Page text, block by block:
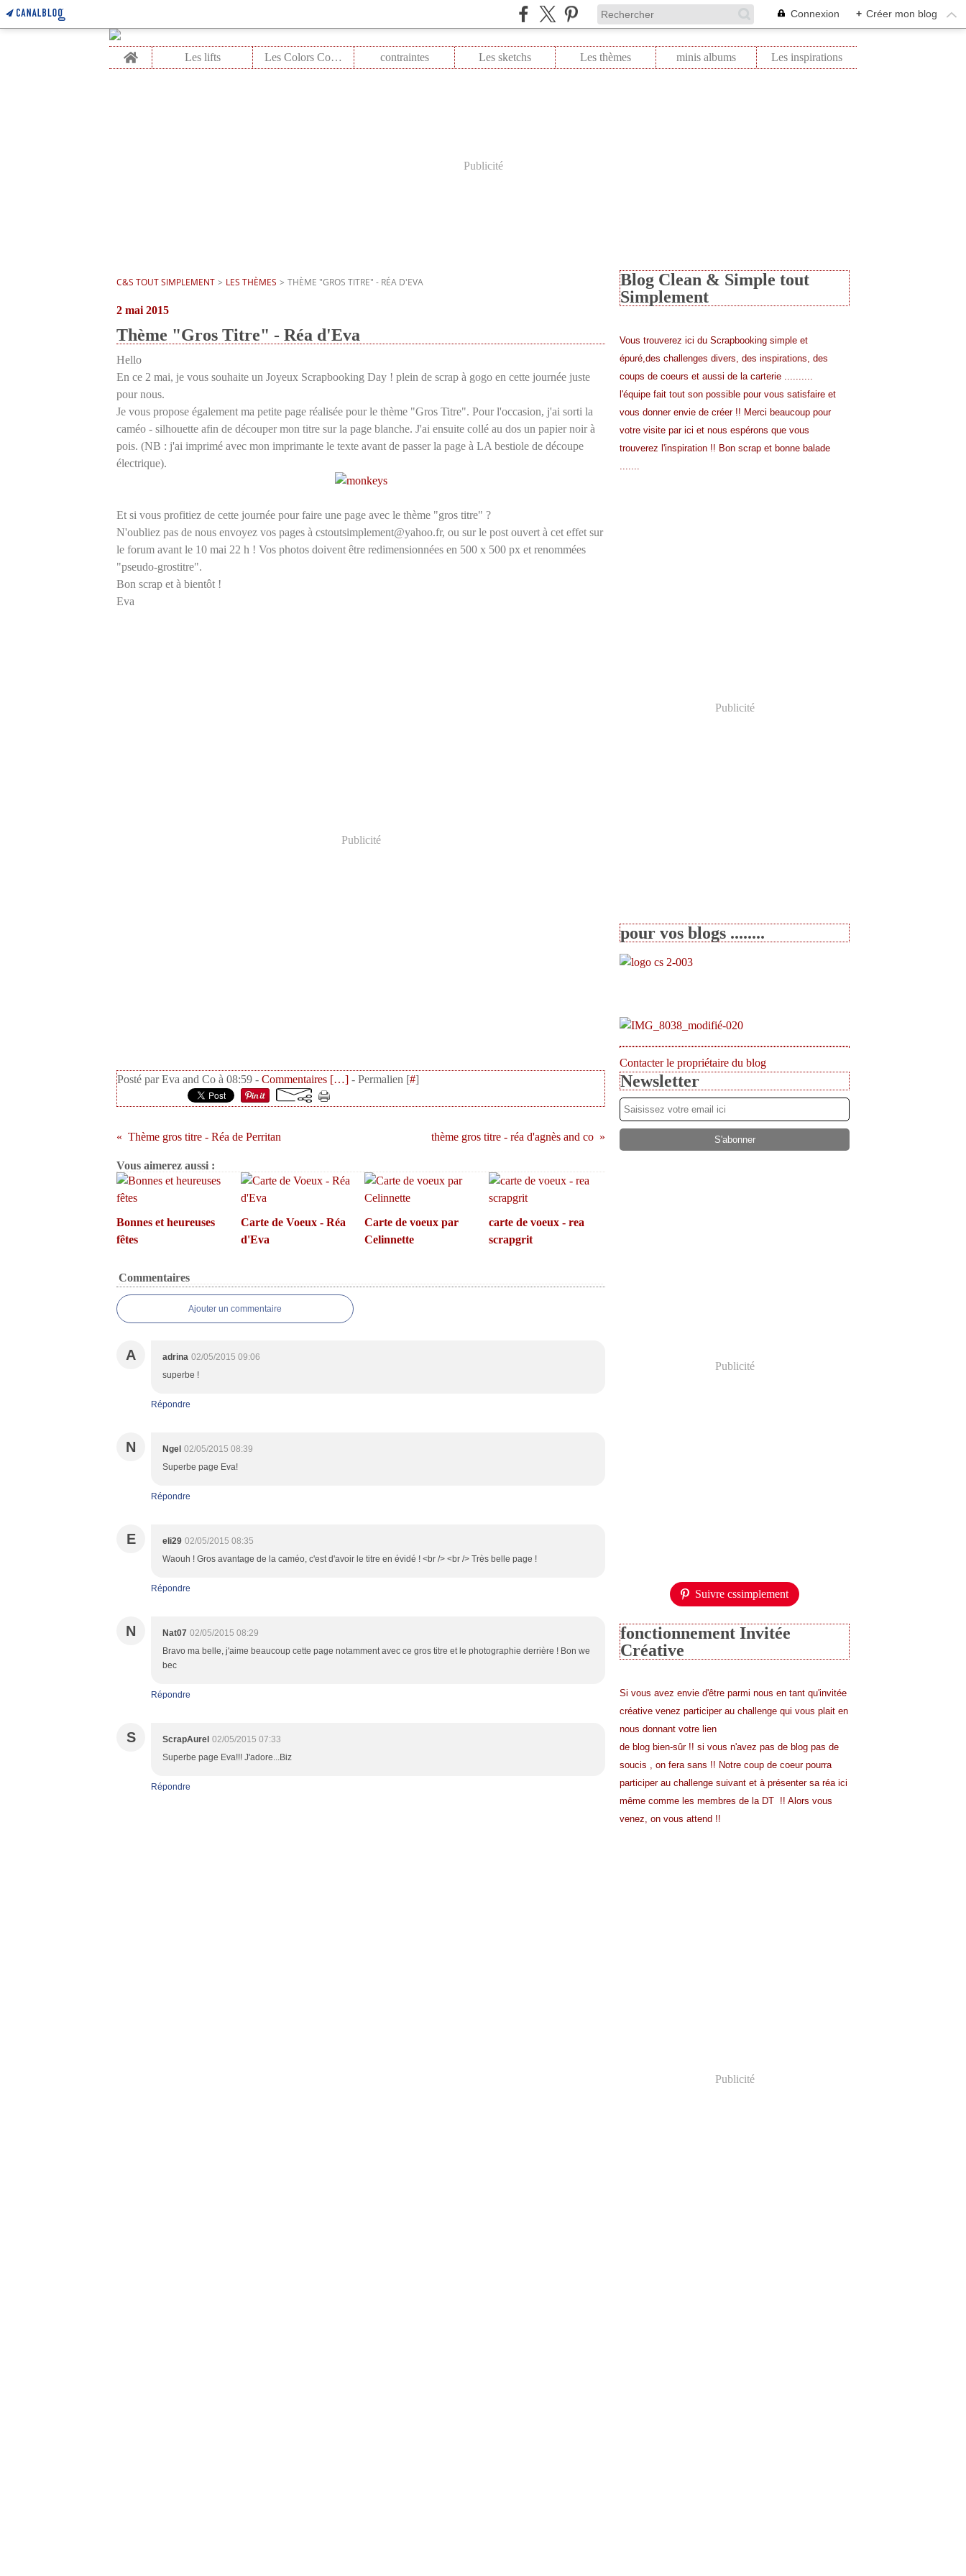
Connexion + Créer mon blog
Home Les lifts Les Colors Combo contraintes Les sketchs Les thèmes minis albums Les inspirations
Publicité
C&S TOUT SIMPLEMENT > LES THÈMES > THÈME "GROS TITRE" - RÉA D'EVA
2 mai 2015
Thème "Gros Titre" - Réa d'Eva
Hello
En ce 2 mai, je vous souhaite un Joyeux Scrapbooking Day ! plein de scrap à gogo en cette journée juste
pour nous.
Je vous propose également ma petite page réalisée pour le thème "Gros Titre". Pour l'occasion, j'ai sorti la
caméo - silhouette afin de découper mon titre sur la page blanche. J'ai ensuite collé au dos un papier noir à
pois. (NB : j'ai imprimé avec mon imprimante le texte avant de passer la page à LA bestiole de découpe
électrique).
Et si vous profitiez de cette journée pour faire une page avec le thème "gros titre" ?
N'oubliez pas de nous envoyez vos pages à cstoutsimplement@yahoo.fr, ou sur le post ouvert à cet effet sur
le forum avant le 10 mai 22 h ! Vos photos doivent être redimensionnées en 500 x 500 px et renommées
"pseudo-grostitre".
Bon scrap et à bientôt !
Eva
Publicité
Posté par Eva and Co à 08:59 - Commentaires […] - Permalien [#]
Thème gros titre - Réa de Perritan thème gros titre - réa d'agnès and co
Vous aimerez aussi :
Bonnes et heureuses
fêtes
Carte de Voeux - Réa
d'Eva
Carte de voeux par
Celinnette
carte de voeux - rea
scrapgrit
Commentaires
Ajouter un commentaire
A adrina 02/05/2015 09:06
superbe !
Répondre
N Ngel 02/05/2015 08:39
Superbe page Eva!
Répondre
E eli29 02/05/2015 08:35
Waouh ! Gros avantage de la caméo, c'est d'avoir le titre en évidé ! <br /> <br /> Très belle page !
Répondre
N Nat07 02/05/2015 08:29
Bravo ma belle, j'aime beaucoup cette page notamment avec ce gros titre et le photographie derrière ! Bon we
bec
Répondre
S ScrapAurel 02/05/2015 07:33
Superbe page Eva!!! J'adore...Biz
Répondre
Blog Clean & Simple tout
Simplement
Vous trouverez ici du Scrapbooking simple et
épuré,des challenges divers, des inspirations, des
coups de coeurs et aussi de la carterie ..........
l'équipe fait tout son possible pour vous satisfaire et
vous donner envie de créer !! Merci beaucoup pour
votre visite par ici et nous espérons que vous
trouverez l'inspiration !! Bon scrap et bonne balade
.......
Publicité
pour vos blogs ........
Contacter le propriétaire du blog
Newsletter
Publicité
Suivre cssimplement
fonctionnement Invitée
Créative
Si vous avez envie d'être parmi nous en tant qu'invitée
créative venez participer au challenge qui vous plait en
nous donnant votre lien
de blog bien-sûr !! si vous n'avez pas de blog pas de
soucis , on fera sans !! Notre coup de coeur pourra
participer au challenge suivant et à présenter sa réa ici
même comme les membres de la DT !! Alors vous
venez, on vous attend !!
Publicité